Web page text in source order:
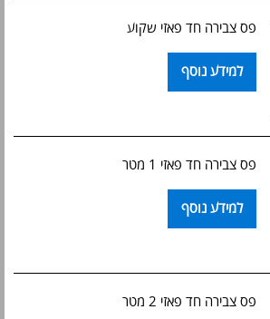
פס צבירה חד פאזי שקוע
למידע נוסף
פס צבירה חד פאזי 1 מטר
למידע נוסף
פס צבירה חד פאזי 2 מטר